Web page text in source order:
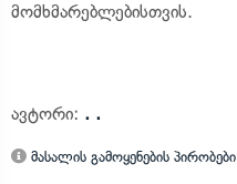
მომხმარებლებისთვის.
ავტორი: . .
მასალის გამოყენების პირობები